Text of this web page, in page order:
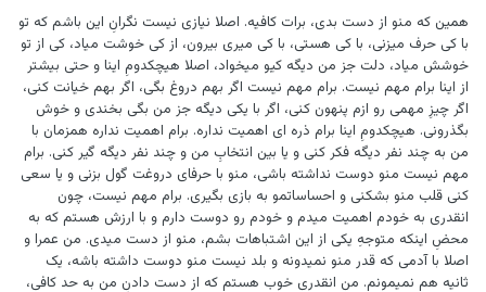
همین که منو از دست بدی، برات کافیه. اصلا نیازی نیست نگرانِ این باشم که تو
با کی حرف میزنی، با کی هستی، با کی میری بیرون، از کی خوشت میاد، کی از تو
خوشش میاد، دلت جز من دیگه کیو میخواد، اصلا هیچکدومِ اینا و حتی بیشتر
از اینا برام مهم نیست. برام مهم نیست اگر بهم دروغ بگی، اگر بهم خیانت کنی،
اگر چیزِ مهمی رو ازم پنهون کنی، اگر با یکی دیگه جز من بگی بخندی و خوش
بگذرونی. هیچکدومِ اینا برام ذره‌ ای اهمیت نداره. برام اهمیت نداره همزمان با
من به چند نفر دیگه فکر کنی و یا بین انتخابِ من و چند نفر دیگه گیر کنی. برام
مهم نیست منو دوست نداشته باشی، منو با حرفای دروغت گول بزنی و یا سعی
کنی قلب منو بشکنی و احساساتمو به بازی بگیری. برام مهم نیست، چون
انقدری به خودم اهمیت میدم و خودم رو دوست دارم و با ارزش هستم که به
محضِ اینکه متوجه‌ِ یکی از این اشتباهات بشم، منو از دست میدی. من عمرا و
اصلا با آدمی که قدر منو نمیدونه و بلد نیست منو دوست داشته باشه، یک
ثانیه هم نمیمونم. من انقدری خوب هستم که از دست دادنِ من به حد کافی،